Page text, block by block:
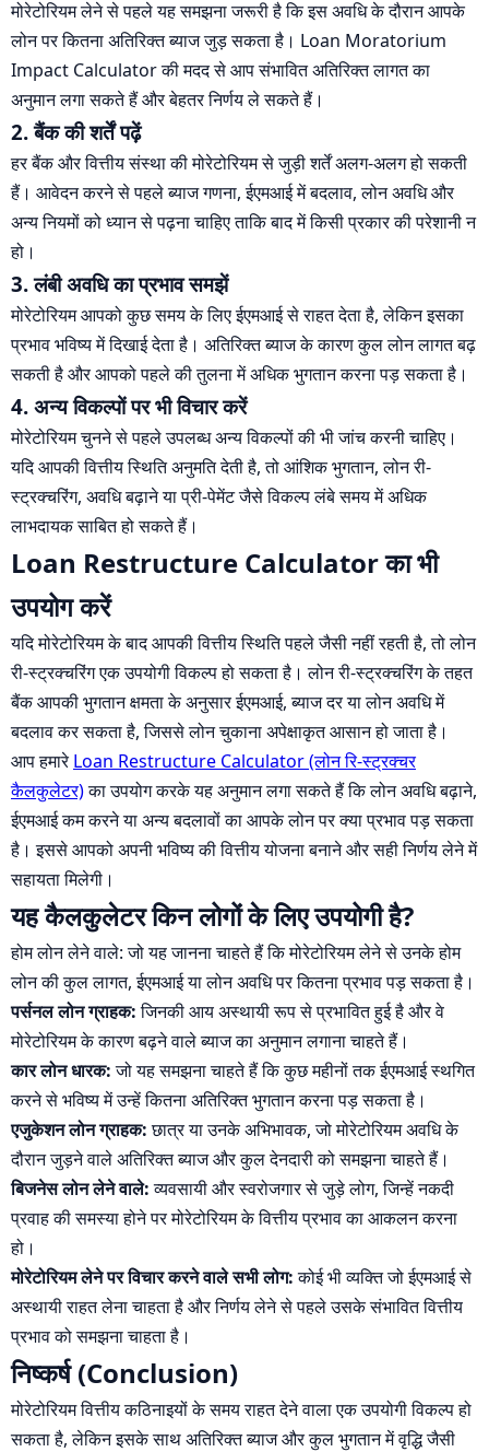
मोरेटोरियम लेने से पहले यह समझना जरूरी है कि इस अवधि के दौरान आपके
लोन पर कितना अतिरिक्त ब्याज जुड़ सकता है। Loan Moratorium
Impact Calculator की मदद से आप संभावित अतिरिक्त लागत का
अनुमान लगा सकते हैं और बेहतर निर्णय ले सकते हैं।
2. बैंक की शर्तें पढ़ें
हर बैंक और वित्तीय संस्था की मोरेटोरियम से जुड़ी शर्तें अलग-अलग हो सकती
हैं। आवेदन करने से पहले ब्याज गणना, ईएमआई में बदलाव, लोन अवधि और
अन्य नियमों को ध्यान से पढ़ना चाहिए ताकि बाद में किसी प्रकार की परेशानी न
हो।
3. लंबी अवधि का प्रभाव समझें
मोरेटोरियम आपको कुछ समय के लिए ईएमआई से राहत देता है, लेकिन इसका
प्रभाव भविष्य में दिखाई देता है। अतिरिक्त ब्याज के कारण कुल लोन लागत बढ़
सकती है और आपको पहले की तुलना में अधिक भुगतान करना पड़ सकता है।
4. अन्य विकल्पों पर भी विचार करें
मोरेटोरियम चुनने से पहले उपलब्ध अन्य विकल्पों की भी जांच करनी चाहिए।
यदि आपकी वित्तीय स्थिति अनुमति देती है, तो आंशिक भुगतान, लोन री-
स्ट्रक्चरिंग, अवधि बढ़ाने या प्री-पेमेंट जैसे विकल्प लंबे समय में अधिक
लाभदायक साबित हो सकते हैं।
Loan Restructure Calculator का भी
उपयोग करें
यदि मोरेटोरियम के बाद आपकी वित्तीय स्थिति पहले जैसी नहीं रहती है, तो लोन
री-स्ट्रक्चरिंग एक उपयोगी विकल्प हो सकता है। लोन री-स्ट्रक्चरिंग के तहत
बैंक आपकी भुगतान क्षमता के अनुसार ईएमआई, ब्याज दर या लोन अवधि में
बदलाव कर सकता है, जिससे लोन चुकाना अपेक्षाकृत आसान हो जाता है।
आप हमारेLoan Restructure Calculator (लोन रि-स्ट्रक्चर
कैलकुलेटर)का उपयोग करके यह अनुमान लगा सकते हैं कि लोन अवधि बढ़ाने,
ईएमआई कम करने या अन्य बदलावों का आपके लोन पर क्या प्रभाव पड़ सकता
है। इससे आपको अपनी भविष्य की वित्तीय योजना बनाने और सही निर्णय लेने में
सहायता मिलेगी।
यह कैलकुलेटर किन लोगों के लिए उपयोगी है?
होम लोन लेने वाले: जो यह जानना चाहते हैं कि मोरेटोरियम लेने से उनके होम
लोन की कुल लागत, ईएमआई या लोन अवधि पर कितना प्रभाव पड़ सकता है।
पर्सनल लोन ग्राहक:जिनकी आय अस्थायी रूप से प्रभावित हुई है और वे
मोरेटोरियम के कारण बढ़ने वाले ब्याज का अनुमान लगाना चाहते हैं।
कार लोन धारक:जो यह समझना चाहते हैं कि कुछ महीनों तक ईएमआई स्थगित
करने से भविष्य में उन्हें कितना अतिरिक्त भुगतान करना पड़ सकता है।
एजुकेशन लोन ग्राहक:छात्र या उनके अभिभावक, जो मोरेटोरियम अवधि के
दौरान जुड़ने वाले अतिरिक्त ब्याज और कुल देनदारी को समझना चाहते हैं।
बिजनेस लोन लेने वाले:व्यवसायी और स्वरोजगार से जुड़े लोग, जिन्हें नकदी
प्रवाह की समस्या होने पर मोरेटोरियम के वित्तीय प्रभाव का आकलन करना
हो।
मोरेटोरियम लेने पर विचार करने वाले सभी लोग:कोई भी व्यक्ति जो ईएमआई से
अस्थायी राहत लेना चाहता है और निर्णय लेने से पहले उसके संभावित वित्तीय
प्रभाव को समझना चाहता है।
निष्कर्ष (Conclusion)
मोरेटोरियम वित्तीय कठिनाइयों के समय राहत देने वाला एक उपयोगी विकल्प हो
सकता है, लेकिन इसके साथ अतिरिक्त ब्याज और कुल भुगतान में वृद्धि जैसी